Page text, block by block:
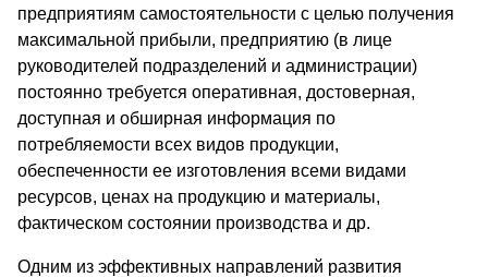
предприятиям самостоятельности с целью получения
максимальной прибыли, предприятию (в лице
руководителей подразделений и администрации)
постоянно требуется оперативная, достоверная,
доступная и обширная информация по
потребляемости всех видов продукции,
обеспеченности ее изготовления всеми видами
ресурсов, ценах на продукцию и материалы,
фактическом состоянии производства и др.
Одним из эффективных направлений развития